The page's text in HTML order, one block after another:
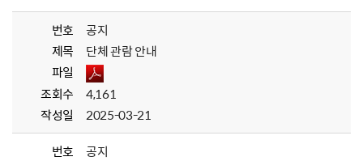
번호
공지
제목
단체 관람 안내
파일
조회수
4,161
작성일
2025-03-21
번호
공지